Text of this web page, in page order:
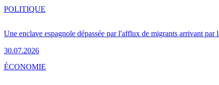
Une enclave espagnole dépassée par l'afflux de migrants arrivant par
30.07.2026
POLITIQUE
ÉCONOMIE